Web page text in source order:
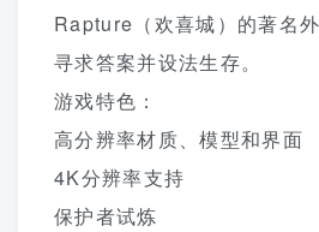
Rapture（欢喜城）的著名
寻求答案并设法生存。
游戏特色：
高分辨率材质、模型和界面
4K分辨率支持
保护者试炼